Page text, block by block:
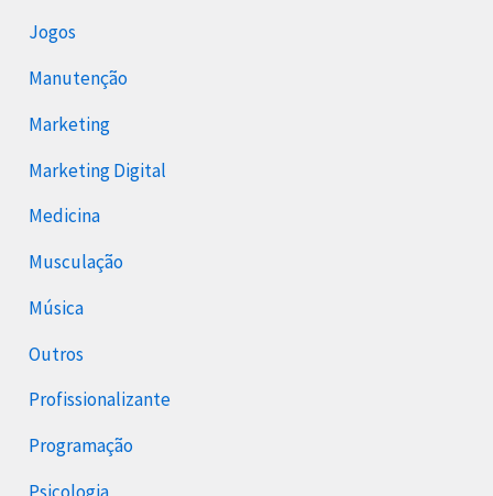
Jogos
Manutenção
Marketing
Marketing Digital
Medicina
Musculação
Música
Outros
Profissionalizante
Programação